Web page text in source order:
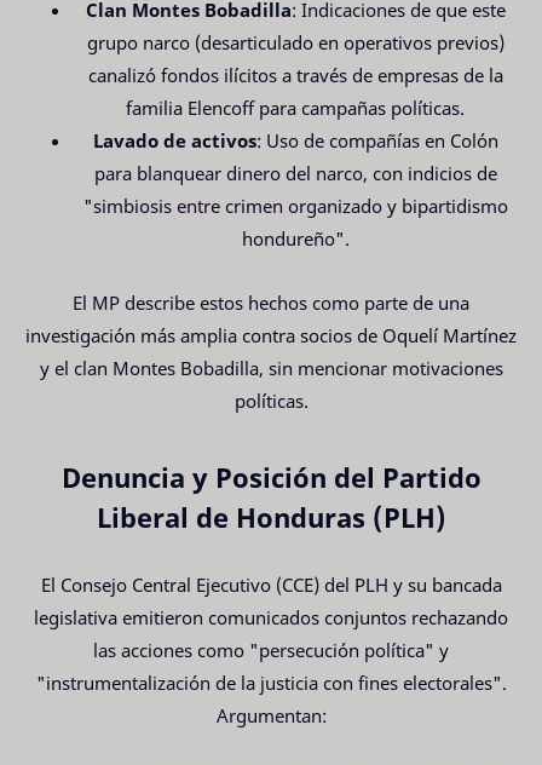
Clan Montes Bobadilla: Indicaciones de que este
grupo narco (desarticulado en operativos previos)
canalizó fondos ilícitos a través de empresas de la
familia Elencoff para campañas políticas.
Lavado de activos: Uso de compañías en Colón
para blanquear dinero del narco, con indicios de
"simbiosis entre crimen organizado y bipartidismo
hondureño".
El MP describe estos hechos como parte de una
investigación más amplia contra socios de Oquelí Martínez
y el clan Montes Bobadilla, sin mencionar motivaciones
políticas.
Denuncia y Posición del Partido
Liberal de Honduras (PLH)
El Consejo Central Ejecutivo (CCE) del PLH y su bancada
legislativa emitieron comunicados conjuntos rechazando
las acciones como "persecución política" y
"instrumentalización de la justicia con fines electorales".
Argumentan: